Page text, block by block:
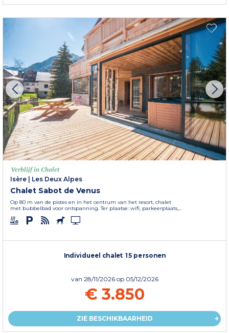
Verblijf in Chalet
Isère
Les Deux Alpes
Chalet Sabot de Venus
Op 80 m van de pistes en in het centrum van het resort, chalet
met bubbelbad voor ontspanning. Ter plaatse: wifi, parkeerplaats,...
Individueel chalet 15 personen
van 28/11/2026 op 05/12/2026
€ 3.850
ZIE BESCHIKBAARHEID